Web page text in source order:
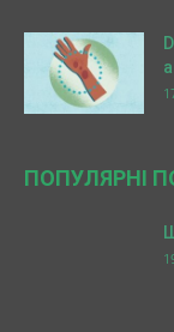
ПОПУЛЯРНІ